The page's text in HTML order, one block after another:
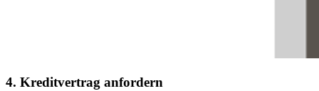
4. Kreditvertrag anfordern